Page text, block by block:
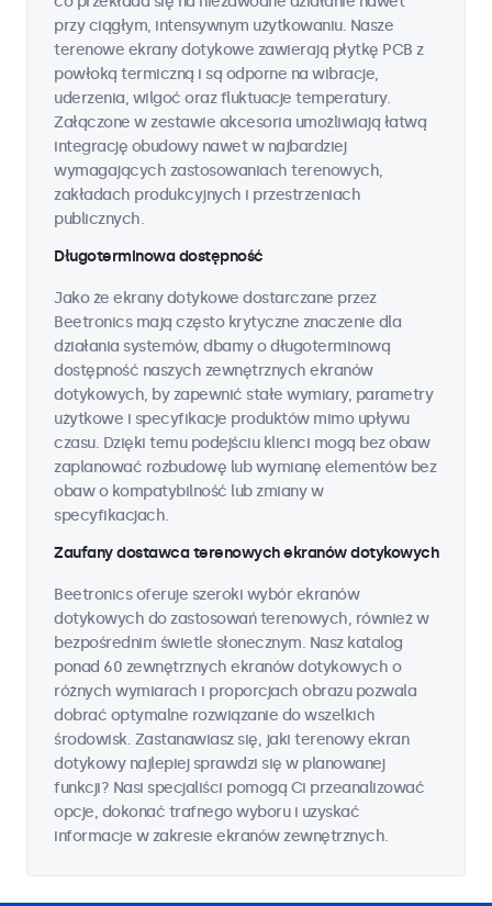
przy ciągłym, intensywnym użytkowaniu. Nasze
terenowe ekrany dotykowe zawierają płytkę PCB z
powłoką termiczną i są odporne na wibracje,
uderzenia, wilgoć oraz fluktuacje temperatury.
Załączone w zestawie akcesoria umożliwiają łatwą
integrację obudowy nawet w najbardziej
wymagających zastosowaniach terenowych,
zakładach produkcyjnych i przestrzeniach
publicznych.
Długoterminowa dostępność
Jako że ekrany dotykowe dostarczane przez
Beetronics mają często krytyczne znaczenie dla
działania systemów, dbamy o długoterminową
dostępność naszych zewnętrznych ekranów
dotykowych, by zapewnić stałe wymiary, parametry
użytkowe i specyfikacje produktów mimo upływu
czasu. Dzięki temu podejściu klienci mogą bez obaw
zaplanować rozbudowę lub wymianę elementów bez
obaw o kompatybilność lub zmiany w
specyfikacjach.
Zaufany dostawca terenowych ekranów dotykowych
Beetronics oferuje szeroki wybór ekranów
dotykowych do zastosowań terenowych, również w
bezpośrednim świetle słonecznym. Nasz katalog
ponad 60 zewnętrznych ekranów dotykowych o
różnych wymiarach i proporcjach obrazu pozwala
dobrać optymalne rozwiązanie do wszelkich
środowisk. Zastanawiasz się, jaki terenowy ekran
dotykowy najlepiej sprawdzi się w planowanej
funkcji? Nasi specjaliści pomogą Ci przeanalizować
opcje, dokonać trafnego wyboru i uzyskać
informacje w zakresie ekranów zewnętrznych.